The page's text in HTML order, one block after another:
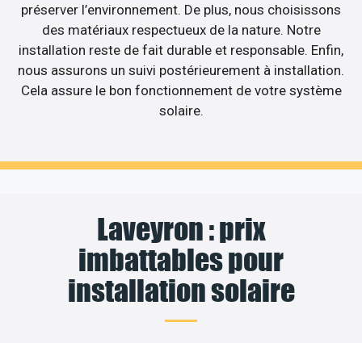
préserver l’environnement. De plus, nous choisissons
des matériaux respectueux de la nature. Notre
installation reste de fait durable et responsable. Enfin,
nous assurons un suivi postérieurement à installation.
Cela assure le bon fonctionnement de votre système
solaire.
Laveyron : prix
imbattables pour
installation solaire